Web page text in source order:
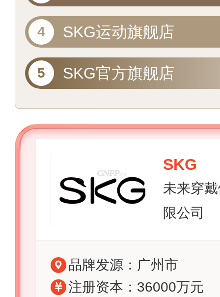
SKG运动旗舰店
SKG官方旗舰店
SKG
未来穿
限公司
品牌发源：广州市
注册资本：36000万元